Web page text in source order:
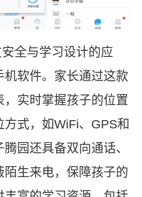
全与学习设计的应
软件。家长通过这款
实时掌握孩子的位置
式，如WiFi、GPS和
园还具备双向通话、
生来电，保障孩子的